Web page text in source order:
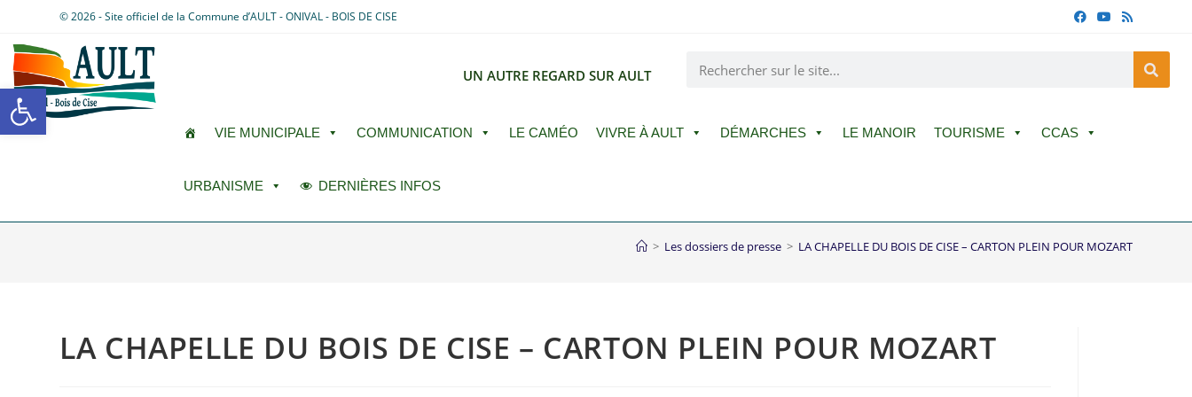
Ouvrir la barre d’outils
© 2026 - Site officiel de la Commune d’AULT - ONIVAL - BOIS DE CISE
UN AUTRE REGARD SUR AULT
VIE MUNICIPALE COMMUNICATION LE CAMÉO VIVRE À AULT DÉMARCHES LE MANOIR TOURISME CCAS
URBANISME DERNIÈRES INFOS
> Les dossiers de presse > LA CHAPELLE DU BOIS DE CISE – CARTON PLEIN POUR MOZART
LA CHAPELLE DU BOIS DE CISE – CARTON PLEIN POUR MOZART